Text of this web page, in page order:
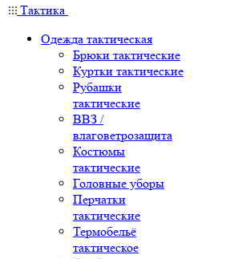
Тактика
Одежда тактическая
Брюки тактические
Куртки тактические
Рубашки
тактические
ВВЗ /
влаговетрозащита
Костюмы
тактические
Головные уборы
Перчатки
тактические
Термобельё
тактическое